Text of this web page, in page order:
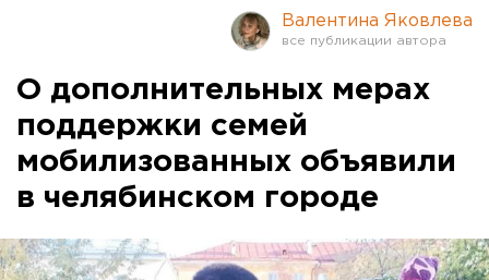
Валентина Яковлева
О дополнительных мерах
поддержки семей
мобилизованных объявили
в челябинском городе